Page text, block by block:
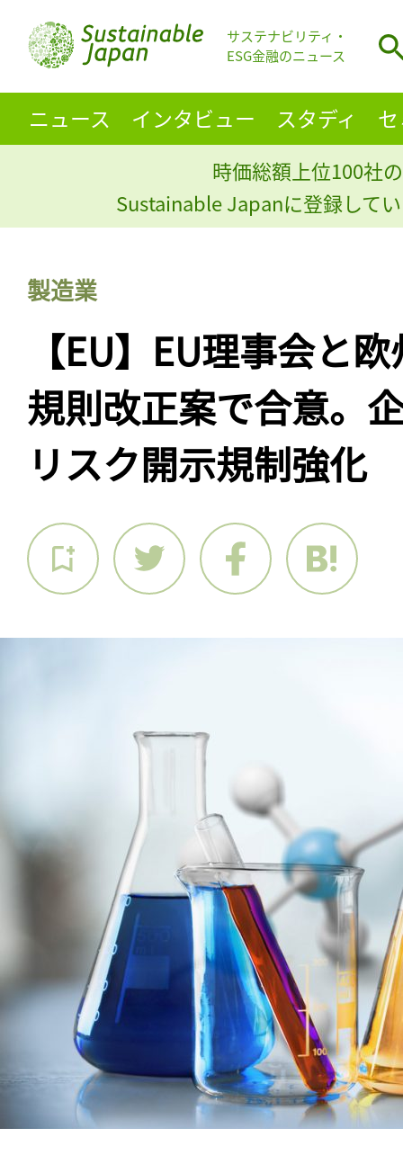
サステナビリティ・
ESG金融のニュース
ニュース インタビュー スタディ
時価総額上位100社
Sustainable Japanに登録して
製造業
【EU】EU理事会と
規則改正案で合意。
リスク開示規制強化